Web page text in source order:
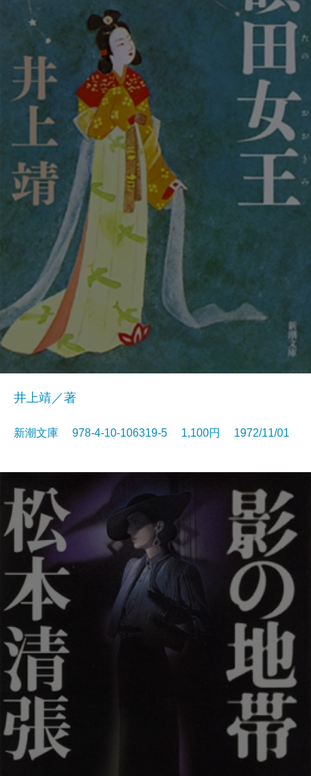
井上靖／著
新潮文庫 978-4-10-106319-5 1,100円 1972/11/01